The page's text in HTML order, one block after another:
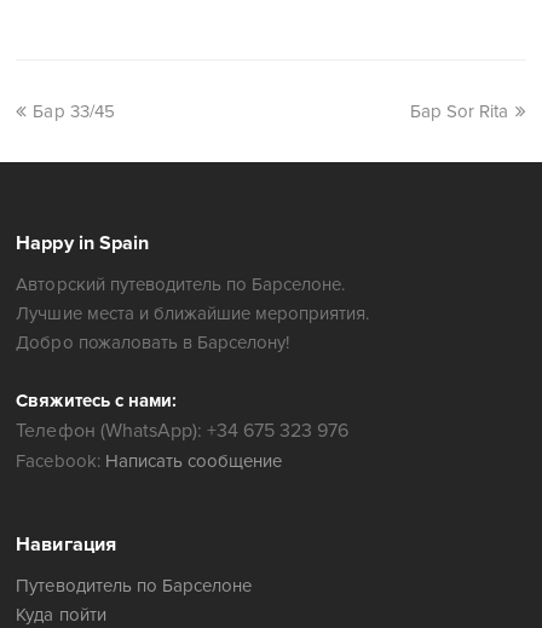
Бар 33/45 Бар Sor Rita
Happy in Spain
Авторский путеводитель по Барселоне.
Лучшие места и ближайшие мероприятия.
Добро пожаловать в Барселону!
Свяжитесь с нами:
Телефон (WhatsApp): +34 675 323 976
Facebook: Написать сообщение
Навигация
Путеводитель по Барселоне
Куда пойти